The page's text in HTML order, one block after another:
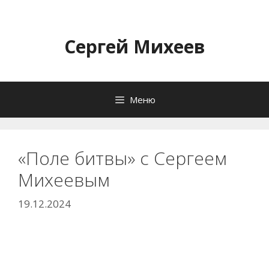
содержимомуСергей Михеев
Меню
«Поле битвы» с Сергеем
Михеевым
19.12.2024